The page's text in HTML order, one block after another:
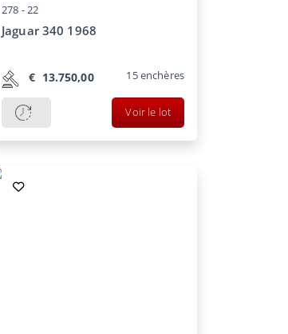
278 -22
Jaguar 340 1968
€ 13.750,00 15enchères
Voir le lot